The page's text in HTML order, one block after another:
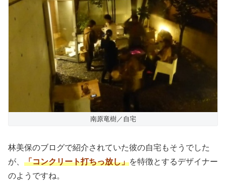
南原竜樹／自宅
林美保のブログで紹介されていた彼の自宅もそうでした
が、 「コンクリート打ちっ放し」を特徴とするデザイナー
のようですね。